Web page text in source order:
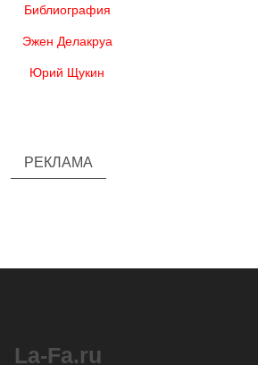
Библиография
Эжен Делакруа
Юрий Щукин
РЕКЛАМА
La-Fa.ru